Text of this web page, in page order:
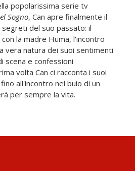
popolarissima serie tv
Sogno, Can apre finalmente il
del suo passato: il
la madre Hüma, l'incontro
vera natura dei suoi sentimenti
scena e confessioni
volta Can ci racconta i suoi
all'incontro nel buio di un
per sempre la vita.